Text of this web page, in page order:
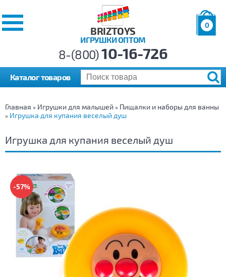
BRIZTOYS
ИГРУШКИ ОПТОМ
0
р.
8-(800)10-16-726
Каталог товаров
Главная » Игрушки для малышей » Пищалки и наборы для ванны
» Игрушка для купания веселый душ
Игрушка для купания веселый душ
-57%